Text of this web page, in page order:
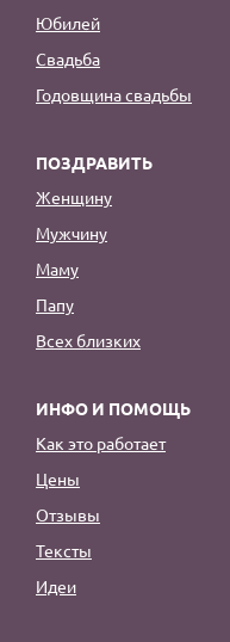
Юбилей
Свадьба
Годовщина свадьбы
ПОЗДРАВИТЬ
Женщину
Мужчину
Маму
Папу
Всех близких
ИНФО И ПОМОЩЬ
Как это работает
Цены
Отзывы
Тексты
Идеи